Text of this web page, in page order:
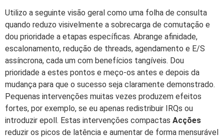
Utilizo a seguinte visão geral como uma folha de consulta
quando reduzo visivelmente a sobrecarga de comutação e
dou prioridade a etapas específicas. Abrange afinidade,
escalonamento, redução de threads, agendamento e E/S
assíncrona, cada um com benefícios tangíveis. Dou
prioridade a estes pontos e meço-os antes e depois da
mudança para que o sucesso seja claramente demonstrado.
Pequenas intervenções muitas vezes produzem efeitos
fortes, por exemplo, se eu apenas redistribuir IRQs ou
introduzir epoll. Estas intervenções compactas Acções
reduzir os picos de latência e aumentar de forma mensurável